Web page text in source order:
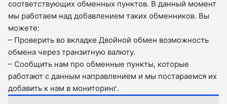
соответствующих обменных пунктов. В данный момент
мы работаем над добавлением таких обменников. Вы
можете:
– Проверить во вкладкe Двойной обмен возможность
обмена через транзитную валюту.
– Сообщить нам про обменные пункты, которые
работают с данным направлением и мы постараемся их
добавить к нам в мониторинг.